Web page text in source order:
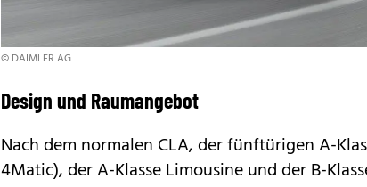
© DAIMLER AG
Design und Raumangebot
Nach dem normalen CLA, der fünftürigenA-
4Matic), derA-Klasse Limousineund derB-